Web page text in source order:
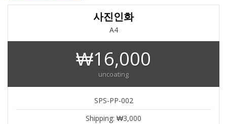
사진인화
A4
₩16,000
uncoating
SPS-PP-002
Shipping: ₩3,000